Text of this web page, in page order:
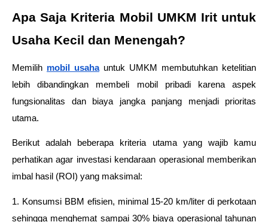
Apa Saja Kriteria Mobil UMKM Irit untuk
Usaha Kecil dan Menengah?
Memilih mobil usaha untuk UMKM membutuhkan ketelitian
lebih dibandingkan membeli mobil pribadi karena aspek
fungsionalitas dan biaya jangka panjang menjadi prioritas
utama.
Berikut adalah beberapa kriteria utama yang wajib kamu
perhatikan agar investasi kendaraan operasional memberikan
imbal hasil (ROI) yang maksimal:
1. Konsumsi BBM efisien, minimal 15-20 km/liter di perkotaan
sehingga menghemat sampai 30% biaya operasional tahunan